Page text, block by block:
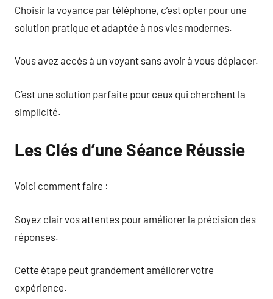
Choisir la voyance par téléphone, c’est opter pour une
solution pratique et adaptée à nos vies modernes.
Vous avez accès à un voyant sans avoir à vous déplacer.
C’est une solution parfaite pour ceux qui cherchent la
simplicité.
Les Clés d’une Séance Réussie
Voici comment faire :
Soyez clair vos attentes pour améliorer la précision des
réponses.
Cette étape peut grandement améliorer votre
expérience.